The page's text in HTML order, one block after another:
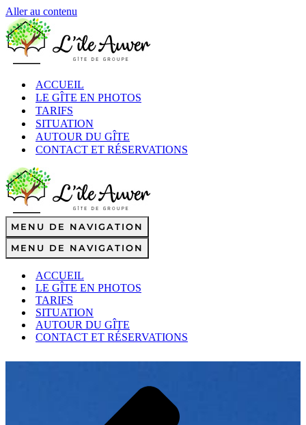
Aller au contenu
ACCUEIL
LE GÎTE EN PHOTOS
TARIFS
SITUATION
AUTOUR DU GÎTE
CONTACT ET RÉSERVATIONS
MENU DE NAVIGATION
MENU DE NAVIGATION
ACCUEIL
LE GÎTE EN PHOTOS
TARIFS
SITUATION
AUTOUR DU GÎTE
CONTACT ET RÉSERVATIONS